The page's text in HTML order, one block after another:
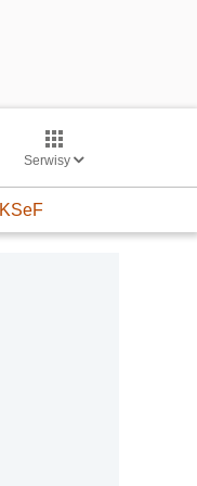
Serwisy
KSeF